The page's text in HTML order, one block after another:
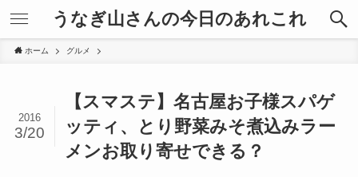
うなぎ山さんの今日のあれこれ
ホーム グルメ
【スマステ】名古屋お子様スパゲ
ッティ、とり野菜みそ煮込みラー
メンお取り寄せできる？
2016
3/20